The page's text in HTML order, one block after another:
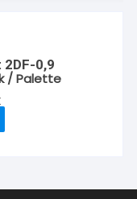
2DF-0,9
/ Palette